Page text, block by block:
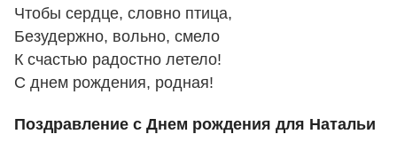
Чтобы сердце, словно птица,
Безудержно, вольно, смело
К счастью радостно летело!
С днем рождения, родная!
Поздравление с Днем рождения для Натальи